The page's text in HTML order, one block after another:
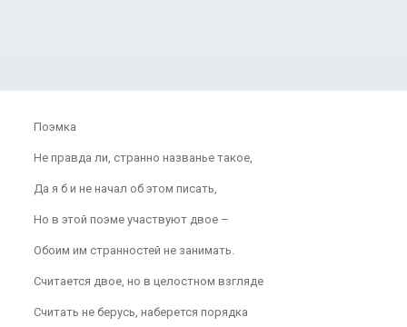
Поэмка
Не правда ли, странно названье такое,
Да я б и не начал об этом писать,
Но в этой поэме участвуют двое –
Обоим им странностей не занимать.
Считается двое, но в целостном взгляде
Считать не берусь, наберется порядка